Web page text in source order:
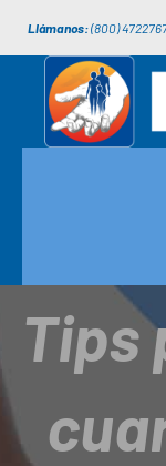
Llámanos:(800)
Tips